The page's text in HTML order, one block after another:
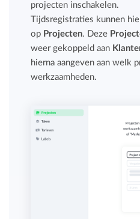
projecten inschakelen.
Tijdsregistraties kunnen
op Projecten. Deze
weer gekoppeld aan
hierna aangeven aan welk
werkzaamheden.